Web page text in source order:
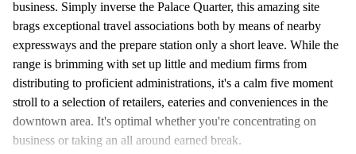
business. Simply inverse the Palace Quarter, this amazing site
brags exceptional travel associations both by means of nearby
expressways and the prepare station only a short leave. While the
range is brimming with set up little and medium firms from
distributing to proficient administrations, it's a calm five moment
stroll to a selection of retailers, eateries and conveniences in the
downtown area. It's optimal whether you're concentrating on
business or taking an all around earned break.